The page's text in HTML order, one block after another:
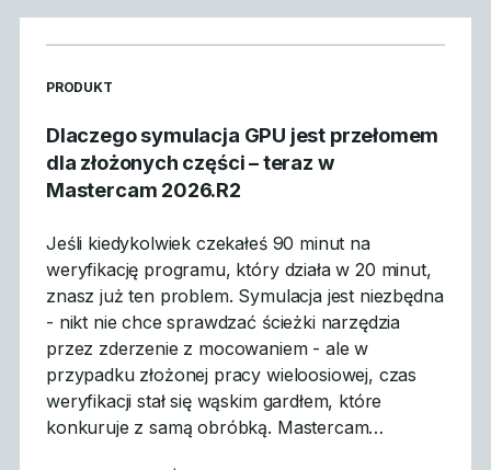
READ MORE ARTICLES ABOUT
PRODUKT
Dlaczego symulacja GPU jest przełomem
dla złożonych części – teraz w
Mastercam 2026.R2
Jeśli kiedykolwiek czekałeś 90 minut na
weryfikację programu, który działa w 20 minut,
znasz już ten problem. Symulacja jest niezbędna
- nikt nie chce sprawdzać ścieżki narzędzia
przez zderzenie z mocowaniem - ale w
przypadku złożonej pracy wieloosiowej, czas
weryfikacji stał się wąskim gardłem, które
konkuruje z samą obróbką. Mastercam…